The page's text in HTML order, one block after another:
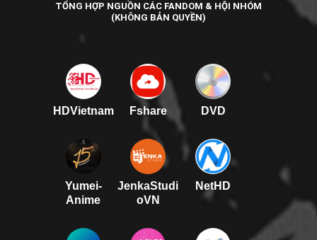
TỔNG HỢP NGUỒN CÁC FANDOM & HỘI NHÓM
(KHÔNG BẢN QUYỀN)
HDVietnam Fshare DVD
Yumei-
Anime
JenkaStudi
oVN
NetHD